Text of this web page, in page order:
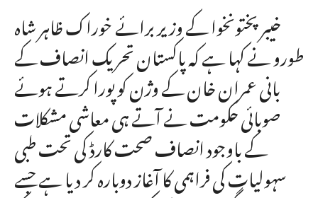
خیبرپختونخوا کے وزیر برائے خوراک ظاہر شاہ
طورو نے کہا ہے کہ پاکستان تحریک انصاف کے
بانی عمران خان کے وژن کو پورا کرتے ہوئے
صوبائی حکومت نے آتے ہی معاشی مشکلات
کے باوجود انصاف صحت کارڈ کی تحت طبی
سہولیات کی فراہمی کا آغاز دوبارہ کر دیا ہے جسے